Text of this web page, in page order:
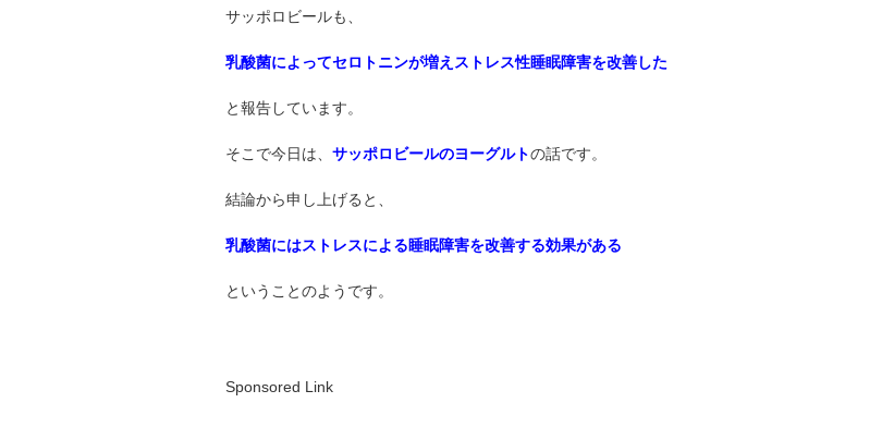
サッポロビールも、
乳酸菌によってセロトニンが増えストレス性睡眠障害を改善した
と報告しています。
そこで今日は、 サッポロビールのヨーグルトの話です。
結論から申し上げると、
乳酸菌にはストレスによる睡眠障害を改善する効果がある
ということのようです。
Sponsored Link